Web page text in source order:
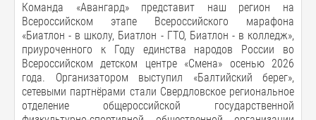
Команда «Авангард» представит наш регион на
Всероссийском этапе Всероссийского марафона
«Биатлон - в школу, Биатлон - ГТО, Биатлон - в колледж»,
приуроченного к Году единства народов России во
Всероссийском детском центре «Смена» осенью 2026
года. Организатором выступил «Балтийский берег»,
сетевыми партнёрами стали Свердловское региональное
отделение общероссийской государственной